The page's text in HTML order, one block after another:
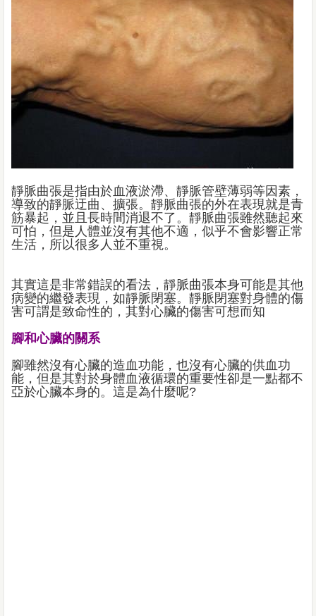
靜脈曲張是指由於血液淤滯、靜脈管壁薄弱等因素，
導致的靜脈迂曲、擴張。靜脈曲張的外在表現就是青
筋暴起，並且長時間消退不了。靜脈曲張雖然聽起來
可怕，但是人體並沒有其他不適，似乎不會影響正常
生活，所以很多人並不重視。
其實這是非常錯誤的看法，靜脈曲張本身可能是其他
病變的繼發表現，如靜脈閉塞。靜脈閉塞對身體的傷
害可謂是致命性的，其對心臟的傷害可想而知
腳和心臟的關系
腳雖然沒有心臟的造血功能，也沒有心臟的供血功
能，但是其對於身體血液循環的重要性卻是一點都不
亞於心臟本身的。這是為什麼呢?